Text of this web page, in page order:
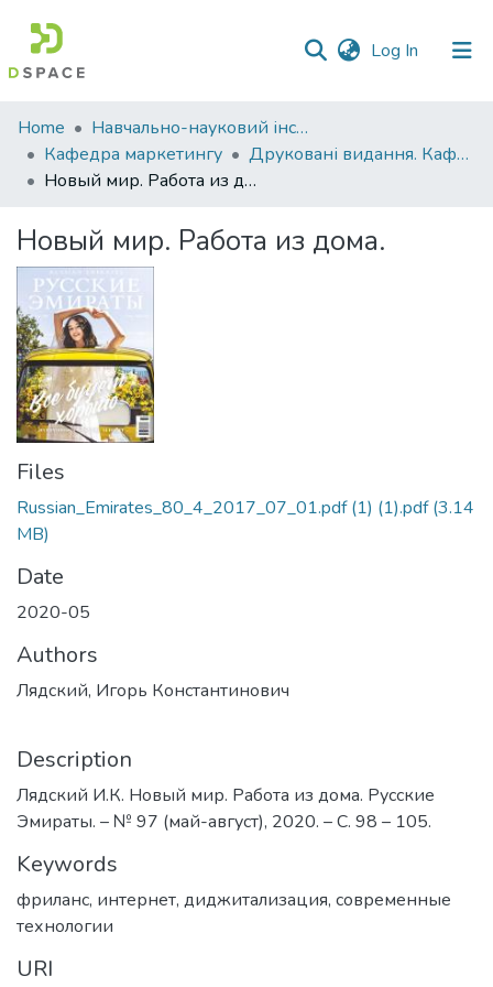
Log In (current)
Communities
&
Collections
Statistics
Home
Навчально-науковий інститут економіки, управління, права та інформаційних технологій
Кафедра маркетингу
Друковані видання. Кафедра маркетингу
Новый мир. Работа из дома.
Новый мир. Работа из дома.
Files
Russian_Emirates_80_4_2017_07_01.pdf (1) (1).pdf(3.14
MB)
Date
2020-05
Authors
Лядский, Игорь Константинович
Description
Лядский И.К. Новый мир. Работа из дома. Русские
Эмираты. – № 97 (май-август), 2020. – С. 98 – 105.
Keywords
фриланс, интернет, диджитализация, современные
технологии
URI